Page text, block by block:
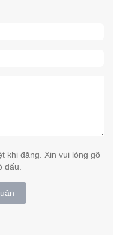
khi đăng. Xin vui lòng gõ
dấu.